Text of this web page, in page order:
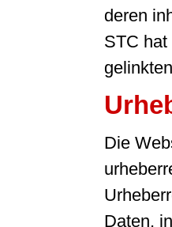
deren
STC
Die
Daten,